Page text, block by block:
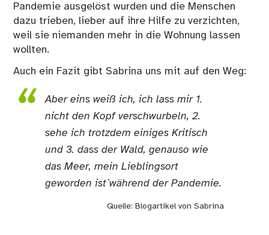
Pandemie ausgelöst wurden und die Menschen
dazu trieben, lieber auf ihre Hilfe zu verzichten,
weil sie niemanden mehr in die Wohnung lassen
wollten.
Auch ein Fazit gibt Sabrina uns mit auf den Weg:
Aber eins weiß ich, ich lass mir 1.
nicht den Kopf verschwurbeln, 2.
sehe ich trotzdem einiges Kritisch
und 3. dass der Wald, genauso wie
das Meer, mein Lieblingsort
geworden ist´während der Pandemie.
Quelle: Blogartikel von Sabrina